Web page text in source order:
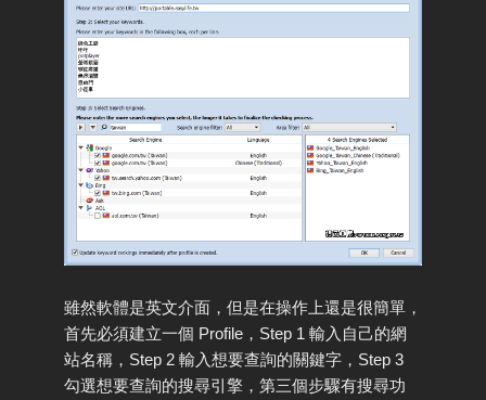
雖然軟體是英文介面，但是在操作上還是很簡單，
首先必須建立一個 Profile，Step 1 輸入自己的網
站名稱，Step 2 輸入想要查詢的關鍵字，Step 3
勾選想要查詢的搜尋引擎，第三個步驟有搜尋功